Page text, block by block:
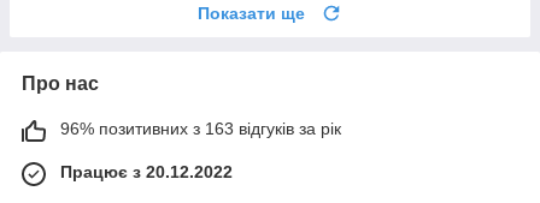
Показати ще
Про нас
96% позитивних з 163 відгуків за рік
Працює з 20.12.2022